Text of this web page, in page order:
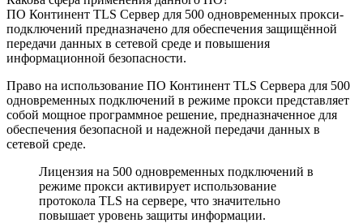
ПО Континент TLS Сервер для 500 одновременных прокси-
подключений предназначено для обеспечения защищённой
передачи данных в сетевой среде и повышения
информационной безопасности.
Право на использование ПО Континент TLS Cервера для 500
одновременных подключений в режиме прокси представляет
собой мощное программное решение, предназначенное для
обеспечения безопасной и надежной передачи данных в
сетевой среде.
Лицензия на 500 одновременных подключений в
режиме прокси активирует использование
протокола TLS на сервере, что значительно
повышает уровень защиты информации.